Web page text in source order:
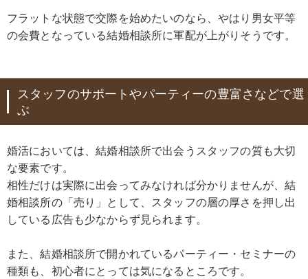
フラットな状態で交際を始めたいのなら、やはり男女平等
の会費となっている結婚相談所に軍配が上がりそうです。
スタッフのサポートやパーティーの豊富さなどで選
ぶ
婚活においては、結婚相談所で出会うスタッフの質も大切
な要素です。
相性だけは実際に出会ってみなければ分かりませんが、結
婚相談所の「売り」として、スタッフの層の厚さを押し出
している広告も少なからず見られます。
また、結婚相談所で開かれているパーティー・セミナーの
種類も、初心者にとっては気になるところです。